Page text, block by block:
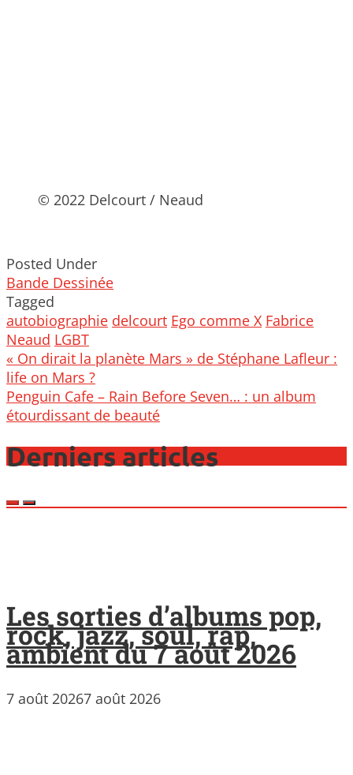
© 2022 Delcourt / Neaud
Posted Under
Bande Dessinée
Tagged
autobiographie delcourt Ego comme X Fabrice
Neaud LGBT
Post
navigation
« On dirait la planète Mars » de Stéphane Lafleur :
life on Mars ?
Penguin Cafe – Rain Before Seven… : un album
étourdissant de beauté
Derniers articles
Les sorties d’albums pop,
rock, jazz, soul, rap,
ambient du 7 août 2026
7 août 20267 août 2026